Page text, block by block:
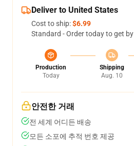
Deliver to United States
Cost to ship:$6.99
Standard - Order today to get by
Production
Today
Shipping
Aug. 10
안전한 거래
전 세계 어디든 배송
모든 소포에 추적 번호 제공